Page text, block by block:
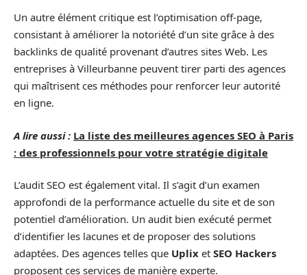
Un autre élément critique est l’optimisation off-page,
consistant à améliorer la notoriété d’un site grâce à des
backlinks de qualité provenant d’autres sites Web. Les
entreprises à Villeurbanne peuvent tirer parti des agences
qui maîtrisent ces méthodes pour renforcer leur autorité
en ligne.
A lire aussi : La liste des meilleures agences SEO à Paris
: des professionnels pour votre stratégie digitale
L’audit SEO est également vital. Il s’agit d’un examen
approfondi de la performance actuelle du site et de son
potentiel d’amélioration. Un audit bien exécuté permet
d’identifier les lacunes et de proposer des solutions
adaptées. Des agences telles que Uplix et SEO Hackers
proposent ces services de manière experte.